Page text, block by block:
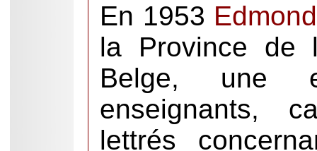
En 1953
la Province de
Belge, une
enseignants,
lettrés